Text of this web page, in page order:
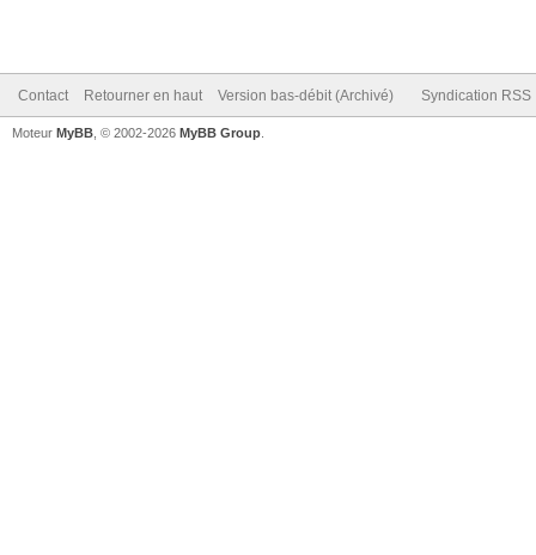
Contact Retourner en haut Version bas-débit (Archivé) Syndication RSS
Moteur MyBB , © 2002-2026 MyBB Group